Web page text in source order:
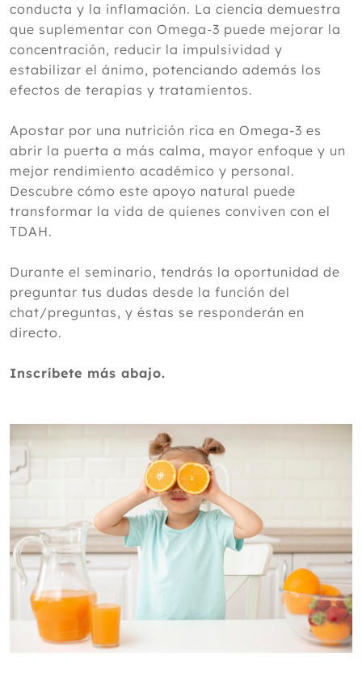
conducta y la inflamación. La ciencia demuestra
que suplementar con Omega-3 puede mejorar la
concentración, reducir la impulsividad y
estabilizar el ánimo, potenciando además los
efectos de terapias y tratamientos.
Apostar por una nutrición rica en Omega-3 es
abrir la puerta a más calma, mayor enfoque y un
mejor rendimiento académico y personal.
Descubre cómo este apoyo natural puede
transformar la vida de quienes conviven con el
TDAH.
Durante el seminario, tendrás la oportunidad de
preguntar tus dudas desde la función del
chat/preguntas, y éstas se responderán en
directo.
Inscríbete más abajo.